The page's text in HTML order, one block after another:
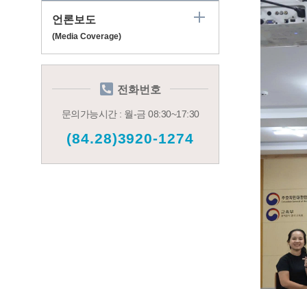
언론보도
(Media Coverage)
전화번호
문의가능시간 : 월-금 08:30~17:30
(84.28)3920-1274